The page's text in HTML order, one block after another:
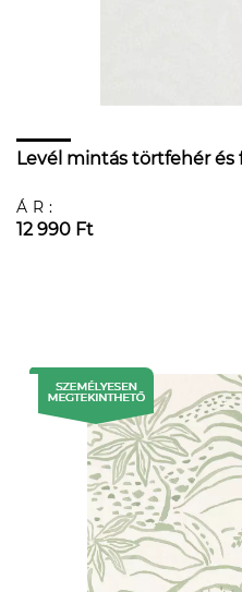
Levél mintás törtfehér
ÁR:
12 990 Ft